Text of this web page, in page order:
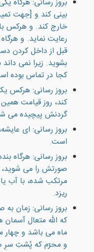
بينی کند و [جهت
خارج کند. و هركس
رعايت نمايد. و
قبل از داخل كردن
بشويد. زيرا نمی
كجا در تماس بوده
بروز رسانی: هرکس
کند، روز قيامت
گردنش پيچيده می
بروز رسانی: ای
است.
بروز رسانی: هرگاه
صورتش را می
مرتکب شده، با آب
ريزد.
بروز رسانی: زمان
که الله متعال آسمان
ماه می باشد و چهار
و محرّم که پُشتِ سرِ